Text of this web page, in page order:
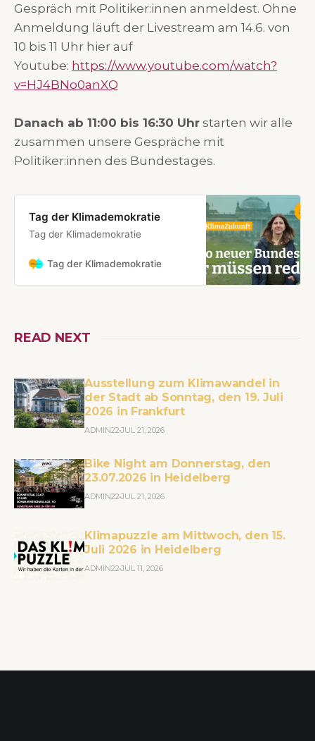
Gespräch mit Politiker:innen anmeldest. Ohne
Anmeldung läuft der Livestream am 14.6. von
10 bis 11 Uhr hier auf
Youtube: https://www.youtube.com/watch?
v=HJ4BNo0anXQ
Danach ab 11:00 bis 16:30 Uhr starten wir alle
zusammen unsere Gespräche mit
Politiker:innen des Bundestages.
Tag der Klimademokratie
Tag der Klimademokratie
Tag der Klimademokratie
READ NEXT
Ausstellung zum Klimawandel in
der Stadt ab Sonntag, den 19. Juli
2026 in Frankfurt
ADMIN22 JUL 21, 2026
Bike Night am Donnerstag, den
23.07.2026 in Heidelberg
ADMIN22 JUL 21, 2026
Klimapuzzle am Mittwoch, den 15.
Juli 2026 in Heidelberg
ADMIN22 JUL 11, 2026